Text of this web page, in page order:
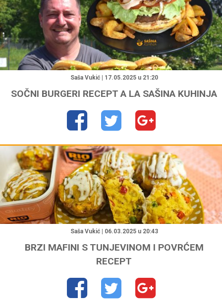
"
Saša Vukić | 17.05.2025 u 21:20
SOČNI BURGERI RECEPT A LA SAŠINA KUHINJA
"
Saša Vukić | 06.03.2025 u 20:43
BRZI MAFINI S TUNJEVINOM I POVRĆEM
RECEPT